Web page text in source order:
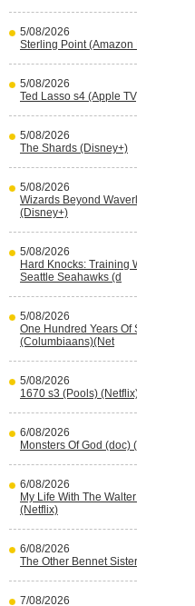
5/08/2026
Sterling Point (Amazon Prime Video)
5/08/2026
Ted Lasso s4 (Apple TV)
5/08/2026
The Shards (Disney+)
5/08/2026
Wizards Beyond Waverly Place s3
(Disney+)
5/08/2026
Hard Knocks: Training With The
Seattle Seahawks (d
5/08/2026
One Hundred Years Of Solitude s2
(Columbiaans)(Net
5/08/2026
1670 s3 (Pools) (Netflix)
6/08/2026
Monsters Of God (doc) (HBO Max)
6/08/2026
My Life With The Walter Boys s3
(Netflix)
6/08/2026
The Other Bennet Sister (HBO Max)
7/08/2026